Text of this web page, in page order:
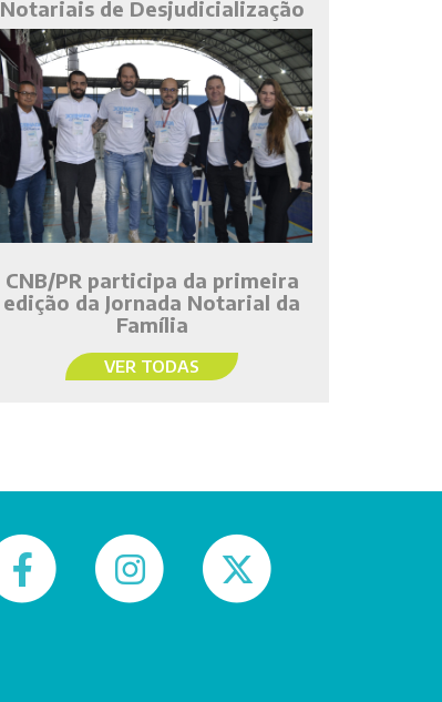
Notariais de Desjudicialização
CNB/PR participa da primeira
edição da Jornada Notarial da
Família
VER TODAS